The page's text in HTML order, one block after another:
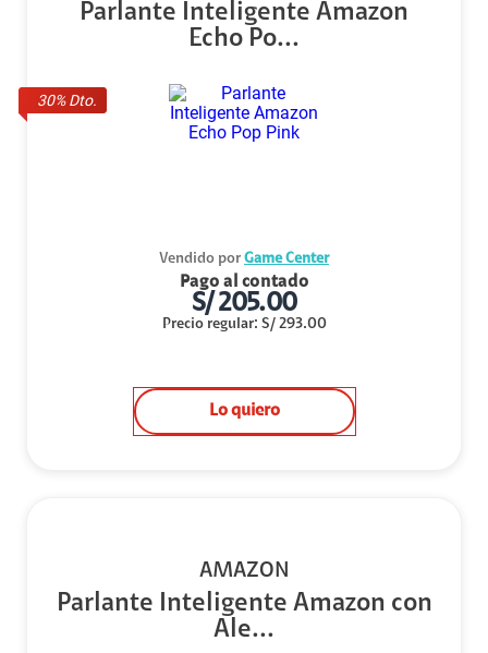
30% Dto.
Parlante Inteligente Amazon
Echo Po...
Vendido por Game Center
Pago al contado
S/205.00
Precio regular: S/ 293.00
Lo quiero
AMAZON
Parlante Inteligente Amazon con
Ale...